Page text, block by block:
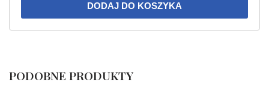
DODAJ DO KOSZYKA
PODOBNE PRODUKTY